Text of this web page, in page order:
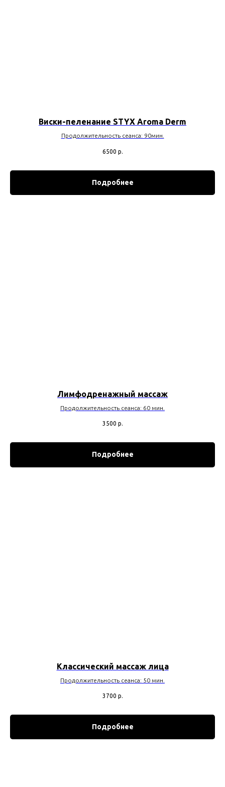
Виски-пеленание STYX Aroma Derm
Продолжительность сеанса: 90мин.
6500 р.
Подробнее
Лимфодренажный массаж
Продолжительность сеанса: 60 мин.
3500 р.
Подробнее
Классический массаж лица
Продолжительность сеанса: 50 мин.
3700 р.
Подробнее